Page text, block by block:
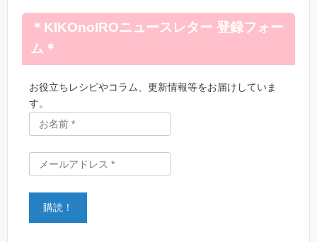
＊KIKOnoIROニュースレター 登録フォー
ム＊
お役立ちレシピやコラム、更新情報等をお届けしていま
す。